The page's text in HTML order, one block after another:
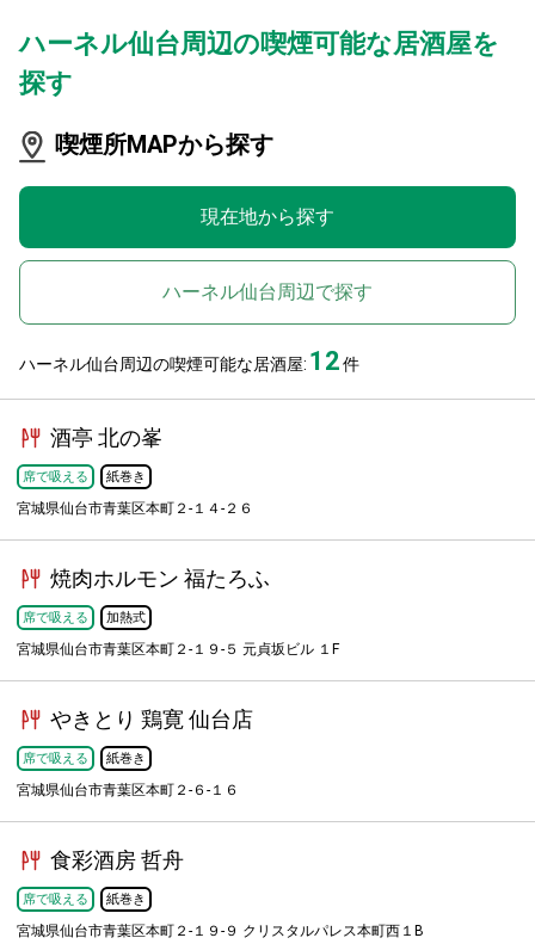
ハーネル仙台周辺の喫煙可能な居酒屋を
探す
喫煙所MAPから探す
現在地から探す
ハーネル仙台周辺で探す
ハーネル仙台周辺の喫煙可能な居酒屋: 12件
酒亭 北の峯
席で吸える 紙巻き
宮城県仙台市青葉区本町２-１４-２６
焼肉ホルモン 福たろふ
席で吸える 加熱式
宮城県仙台市青葉区本町２-１９-５ 元貞坂ビル １F
やきとり 鶏寛 仙台店
席で吸える 紙巻き
宮城県仙台市青葉区本町２-６-１６
食彩酒房 哲舟
席で吸える 紙巻き
宮城県仙台市青葉区本町２-１９-９ クリスタルパレス本町西１B